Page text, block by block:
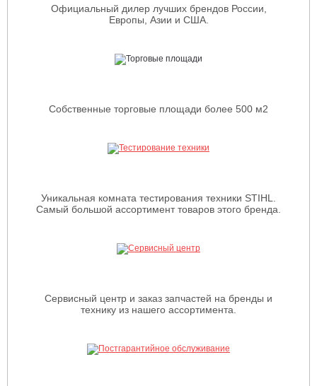
Официальный дилер лучших брендов России,
Европы, Азии и США.
Собственные торговые площади более 500 м2
Уникальная комната тестирования техники STIHL.
Самый большой ассортимент товаров этого бренда.
Сервисный центр и заказ запчастей на бренды и
технику из нашего ассортимента.